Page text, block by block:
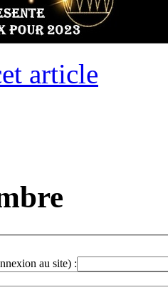
article
au site) :